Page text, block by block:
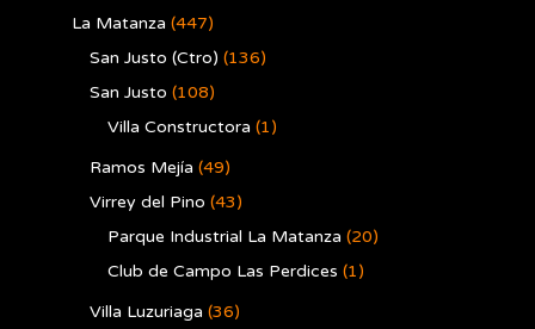
La Matanza (447)
San Justo (Ctro) (136)
San Justo (108)
Villa Constructora (1)
Ramos Mejía (49)
Virrey del Pino (43)
Parque Industrial La Matanza (20)
Club de Campo Las Perdices (1)
Villa Luzuriaga (36)